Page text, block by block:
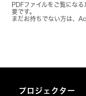
PDFファイルをご覧にな
要です。
まだお持ちでない方は、
プロジェクター